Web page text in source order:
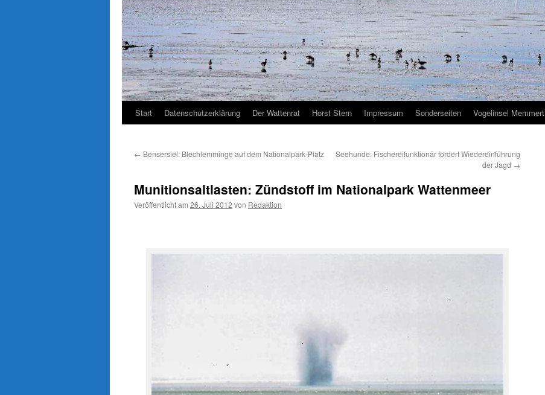
Start Datenschutzerklärung Der Wattenrat Horst Stern Impressum Sonderseiten Vogelinsel Memmert
← Bensersiel: Blechlemminge auf dem Nationalpark-Platz
Seehunde: Fischereifunktionär fordert Wiedereinführung
der Jagd →
Munitionsaltlasten: Zündstoff im Nationalpark Wattenmeer
Veröffentlicht am 26. Juli 2012 von Redaktion